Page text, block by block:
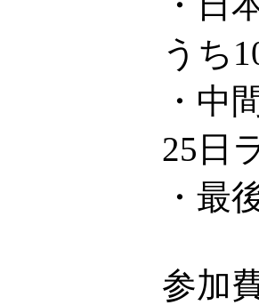
うち
・中
25日
・最
参加